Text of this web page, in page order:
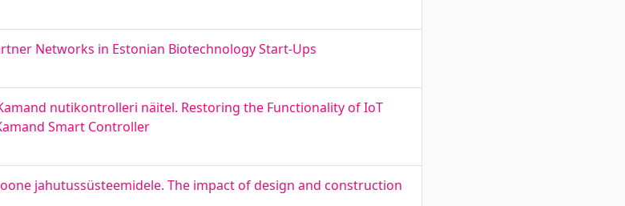
Networks in Estonian Biotechnology Start-Ups
nutikontrolleri näitel. Restoring the Functionality of IoT
Smart Controller
jahutussüsteemidele. The impact of design and construction